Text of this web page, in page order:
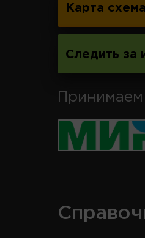
Карта
Следить за